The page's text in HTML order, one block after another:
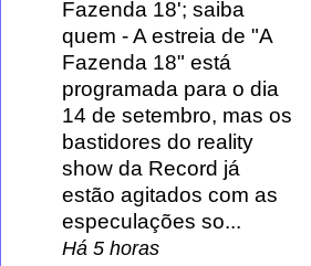
Fazenda 18'; saiba
quem -A estreia de "A
Fazenda 18" está
programada para o dia
14 de setembro, mas os
bastidores do reality
show da Record já
estão agitados com as
especulações so...
Há 5 horas